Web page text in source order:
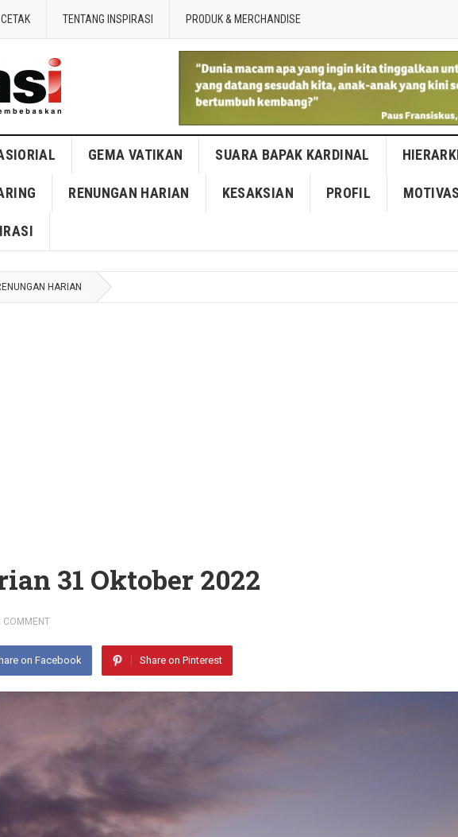
TENTANG INSPIRASI PRODUK & MERCHANDISE
GEMA VATIKAN SUARA BAPAK KARDINAL
RENUNGAN HARIAN KESAKSIAN PROFIL
HARIAN
31 Oktober 2022
COMMENT
on Facebook Share on Pinterest